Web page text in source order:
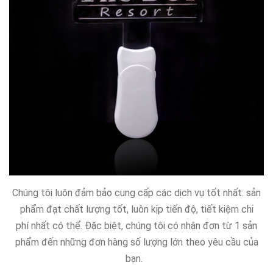
Chúng tôi luôn đảm bảo cung cấp các dịch vụ tốt nhất: sản
phẩm đạt chất lượng tốt, luôn kịp tiến độ, tiết kiệm chi
phí nhất có thể. Đặc biệt, chúng tôi có nhận đơn từ 1 sản
phẩm đến những đơn hàng số lượng lớn theo yêu cầu của
bạn.